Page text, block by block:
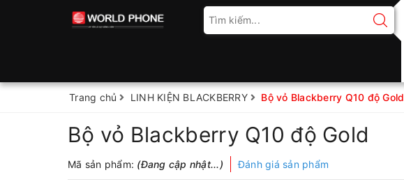
Trang chủ LINH KIỆN BLACKBERRY Bộ vỏ Blackberry Q10 độ Gold
Bộ vỏ Blackberry Q10 độ Gold
Mã sản phẩm: (Đang cập nhật...) Đánh giá sản phẩm